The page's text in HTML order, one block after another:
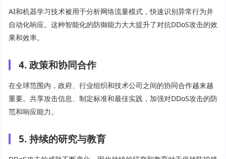
AI和机器学习技术被用于分析网络流量模式，快速识别异常行为并
自动化响应。这种智能化的防御能力大大提升了对抗DDoS攻击的效
果和效率。
4. 政策和协同合作
在全球范围内，政府、行业组织和技术公司之间的协同合作越来越
重要。共享攻击信息、制定标准和最佳实践，加强对DDoS攻击的防
范和响应能力。
5. 持续的研究与教育